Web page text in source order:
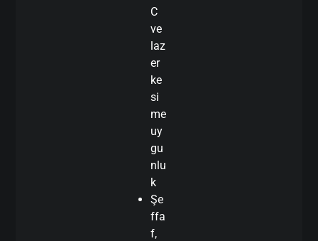
C
ve
laz
er
ke
si
me
uy
gu
nlu
k
Şe
ffa
f,